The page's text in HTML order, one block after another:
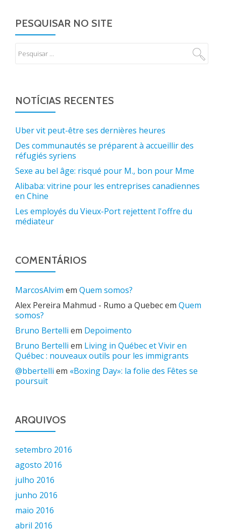
PESQUISAR NO SITE
NOTÍCIAS RECENTES
Uber vit peut-être ses dernières heures
Des communautés se préparent à accueillir des
réfugiés syriens
Sexe au bel âge: risqué pour M., bon pour Mme
Alibaba: vitrine pour les entreprises canadiennes
en Chine
Les employés du Vieux-Port rejettent l'offre du
médiateur
COMENTÁRIOS
MarcosAlvim em Quem somos?
Alex Pereira Mahmud - Rumo a Quebecem Quem
somos?
Bruno Bertelli em Depoimento
Bruno Bertelli em Living in Québec et Vivir en
Québec : nouveaux outils pour les immigrants
@bbertelli em «Boxing Day»: la folie des Fêtes se
poursuit
ARQUIVOS
setembro 2016
agosto 2016
julho 2016
junho 2016
maio 2016
abril 2016